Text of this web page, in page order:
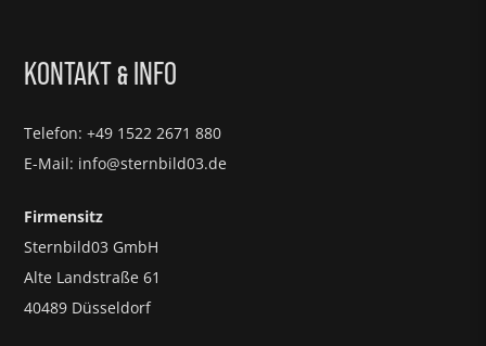
KONTAKT& INFO
Telefon: +49 1522 2671 880
E-Mail: info@sternbild03.de
Firmensitz
Sternbild03 GmbH
Alte Landstraße 61
40489 Düsseldorf